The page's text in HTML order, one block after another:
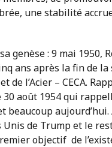
une stabilité
genèse : 9 mai
ans après la fin de
l’Acier – CECA.
30 août 1954 qui
de Trump et le
objectif de